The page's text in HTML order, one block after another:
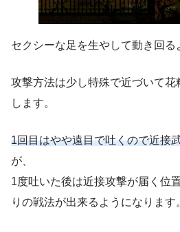
セクシーな足を生やして動き回る
攻撃方法は少し特殊で近づいて花
します。
1回目はやや遠目で吐くので近接
が、
1度吐いた後は近接攻撃が届く位
りの戦法が出来るようになります